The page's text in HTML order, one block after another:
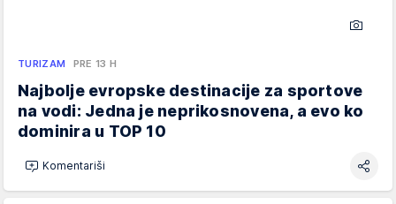
TURIZAM PRE 13 H
Najbolje evropske destinacije za sportove
na vodi: Jedna je neprikosnovena, a evo ko
dominira u TOP 10
Komentariši